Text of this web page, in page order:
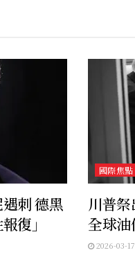
刺 德黑
復」
國際焦點
川普
全球
2026-03-17